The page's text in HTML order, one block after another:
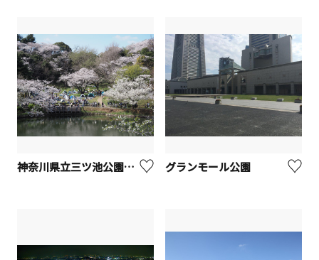
神奈川県立三ツ池公園【横浜市】 グランモール公園